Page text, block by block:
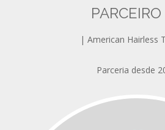
| American Hairless
Parceria desde